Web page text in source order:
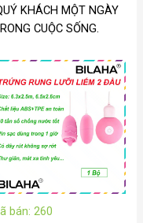
KHÁCH MỘT NGÀY
CUỘC SỐNG.
bán: 260